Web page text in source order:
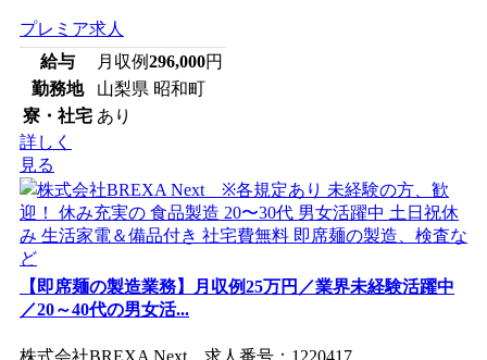
プレミア求人
給与
月収例296,000円
勤務地
山梨県 昭和町
寮・社宅 あり
詳しく
見る
【即席麺の製造業務】月収例25万円／業界未経験活躍中
／20～40代の男女活...
株式会社BREXA Next 求人番号：1220417